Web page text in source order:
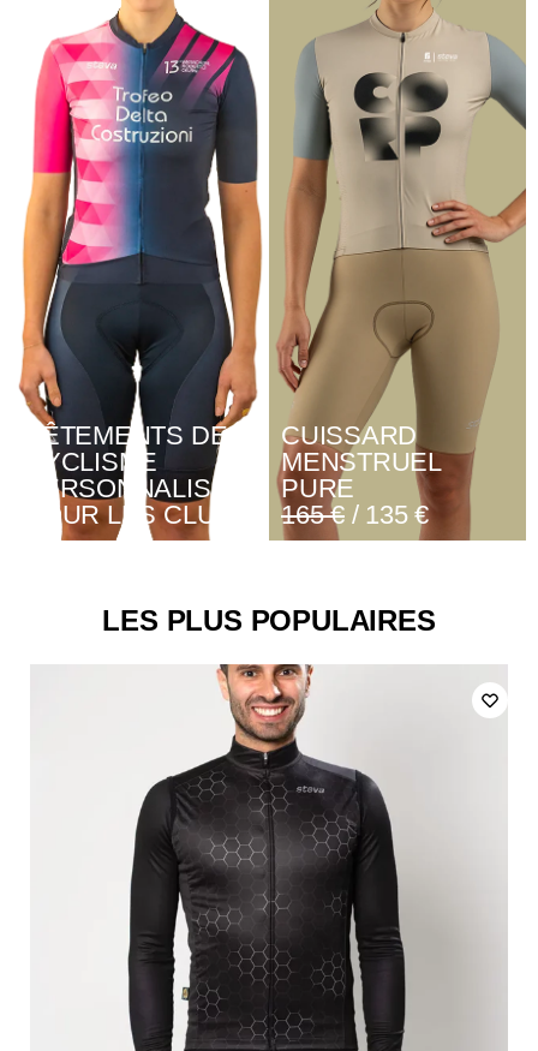
VÊTEMENTS DE
CYCLISME
PERSONNALISÉS
POUR LES CLUBS
CUISSARD
MENSTRUEL
PURE
165 €/ 135 €
LES PLUS POPULAIRES